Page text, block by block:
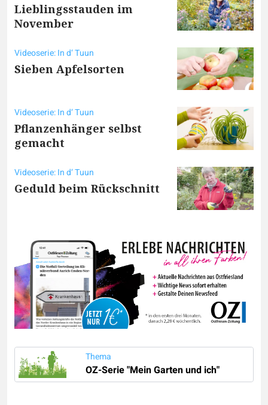
Lieblingsstauden im
November
Videoserie: In d‘ Tuun
Sieben Apfelsorten
Videoserie: In d‘ Tuun
Pflanzenhänger selbst
gemacht
Videoserie: In d‘ Tuun
Geduld beim Rückschnitt
Thema
OZ-Serie "Mein Garten und ich"